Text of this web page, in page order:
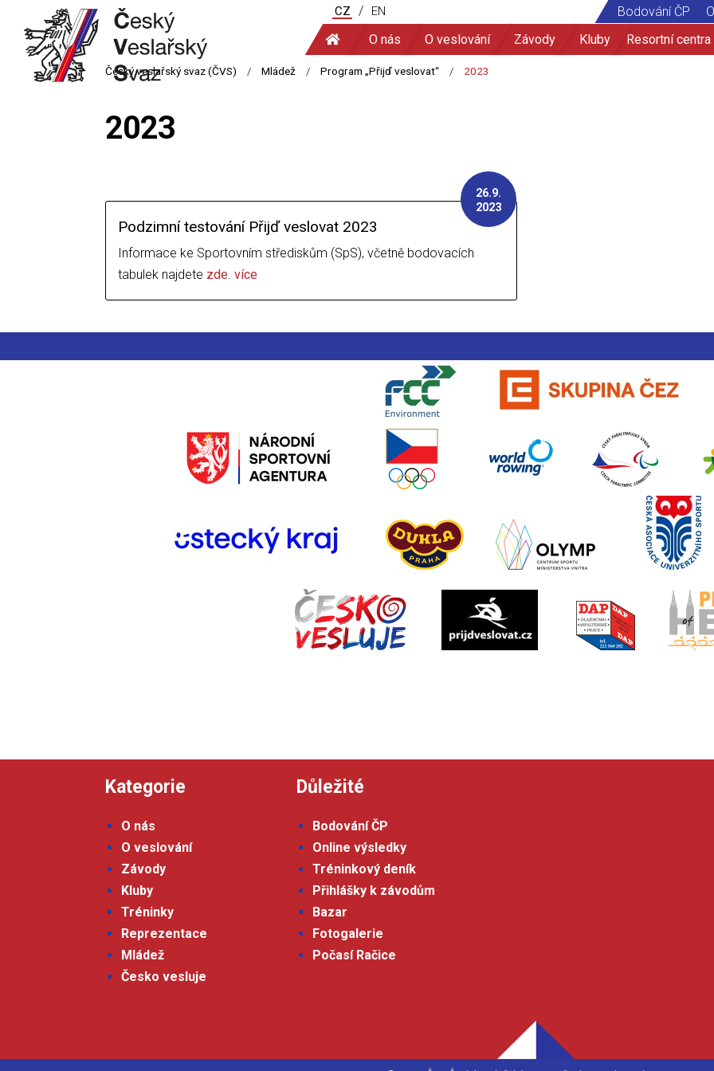
CZ / EN Bodování ČP
O nás
O veslování Závody Kluby Resortní centra
2023
26.9.
2023
Podzimní testování Přijď veslovat 2023
Informace ke Sportovním střediskům (SpS), včetně bodovacích
tabulek najdete zde více
Kategorie
O nás
O veslování
Závody
Kluby
Tréninky
Reprezentace
Mládež
Česko vesluje
Důležité
Bodování ČP
Online výsledky
Tréninkový deník
Přihlášky k závodům
Bazar
Fotogalerie
Počasí Račice